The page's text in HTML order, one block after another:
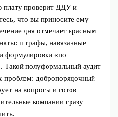
плату проверит ДДУ и
что вы приносите ему
дня отмечает красным
штрафы, навязанные
формулировки «по
Такой полуформальный аудит
проблем: добропорядочный
на вопросы и готов
компании сразу